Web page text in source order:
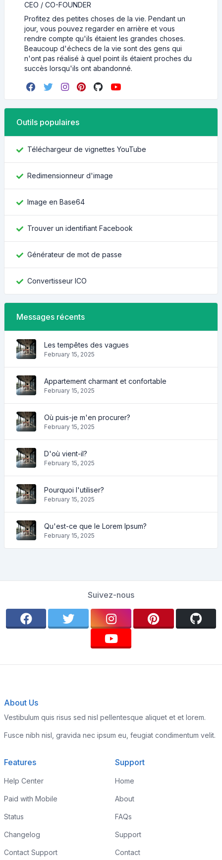
CEO / CO-FOUNDER
Profitez des petites choses de la vie. Pendant un
jour, vous pouvez regarder en arrière et vous
rendre compte qu'ils étaient les grandes choses.
Beaucoup d'échecs de la vie sont des gens qui
n'ont pas réalisé à quel point ils étaient proches du
succès lorsqu'ils ont abandonné.
Outils populaires
Téléchargeur de vignettes YouTube
Redimensionneur d'image
Image en Base64
Trouver un identifiant Facebook
Générateur de mot de passe
Convertisseur ICO
Messages récents
Les tempêtes des vagues
February 15, 2025
Appartement charmant et confortable
February 15, 2025
Où puis-je m'en procurer?
February 15, 2025
D'où vient-il?
February 15, 2025
Pourquoi l'utiliser?
February 15, 2025
Qu'est-ce que le Lorem Ipsum?
February 15, 2025
Suivez-nous
About Us
Vestibulum quis risus sed nisl pellentesque aliquet et et lorem.
Fusce nibh nisl, gravida nec ipsum eu, feugiat condimentum velit.
Features
Help Center
Paid with Mobile
Status
Changelog
Contact Support
Support
Home
About
FAQs
Support
Contact